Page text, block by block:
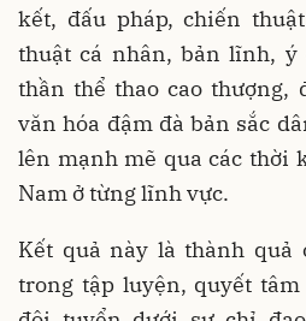
kết, đấu pháp, chiến
thuật cá nhân, bản lĩnh,
thần thể thao cao thượng,
văn hóa đậm đà bản sắc
lên mạnh mẽ qua các thời
Nam ở từng lĩnh vực.
Kết quả này là thành
trong tập luyện, quyết